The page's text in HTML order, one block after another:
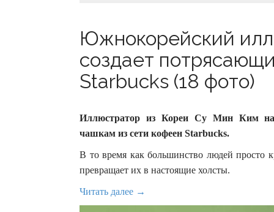
Южнокорейский
создает
Starbucks (18 фото)
Иллюстратор из Кореи Су Мин Ким
чашкам из сети кофеен Starbucks.
В то время как большинство людей
превращает их в настоящие холсты.
Читать далее →